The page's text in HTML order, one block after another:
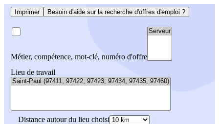
Imprimer Besoin d'aide sur la recherche d'offres d'emploi ?
Métier, compétence, mot-clé, numéro d'offre
Lieu de travail
Distance autour du lieu choisi